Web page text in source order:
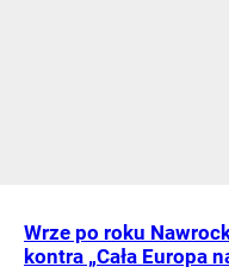
Wrze po roku
kontra „Cała Europa